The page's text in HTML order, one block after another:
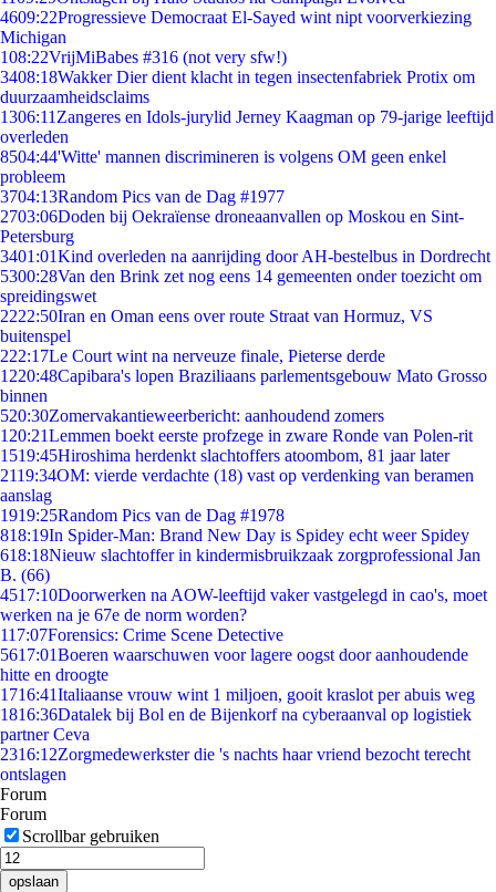
4609:22Progressieve Democraat El-Sayed wint nipt voorverkiezing
Michigan
108:22VrijMiBabes #316 (not very sfw!)
3408:18Wakker Dier dient klacht in tegen insectenfabriek Protix om
duurzaamheidsclaims
1306:11 Zangeres en Idols-jurylid Jerney Kaagman op 79-jarige leeftijd
overleden
8504:44'Witte' mannen discrimineren is volgens OM geen enkel
probleem
3704:13Random Pics van de Dag #1977
2703:06Doden bij Oekraïense droneaanvallen op Moskou en Sint-
Petersburg
3401:01Kind overleden na aanrijding door AH-bestelbus in Dordrecht
5300:28Van den Brink zet nog eens 14 gemeenten onder toezicht om
spreidingswet
2222:50Iran en Oman eens over route Straat van Hormuz, VS
buitenspel
222:17Le Court wint na nerveuze finale, Pieterse derde
1220:48Capibara's lopen Braziliaans parlementsgebouw Mato Grosso
binnen
520:30Zomervakantieweerbericht: aanhoudend zomers
1 20:21Lemmen boekt eerste profzege in zware Ronde van Polen-rit
1519:45Hiroshima herdenkt slachtoffers atoombom, 81 jaar later
2119:34OM: vierde verdachte (18) vast op verdenking van beramen
aanslag
1919:25Random Pics van de Dag #1978
818:19In Spider-Man: Brand New Day is Spidey echt weer Spidey
618:18Nieuw slachtoffer in kindermisbruikzaak zorgprofessional Jan
B. (66)
4517:10Doorwerken na AOW-leeftijd vaker vastgelegd in cao's, moet
werken na je 67e de norm worden?
117:07Forensics: Crime Scene Detective
5617:01Boeren waarschuwen voor lagere oogst door aanhoudende
hitte en droogte
1716:41Italiaanse vrouw wint 1 miljoen, gooit kraslot per abuis weg
1816:36Datalek bij Bol en de Bijenkorf na cyberaanval op logistiek
partner Ceva
2316:12Zorgmedewerkster die 's nachts haar vriend bezocht terecht
ontslagen
Forum
Forum
Scrollbar gebruiken
opslaan